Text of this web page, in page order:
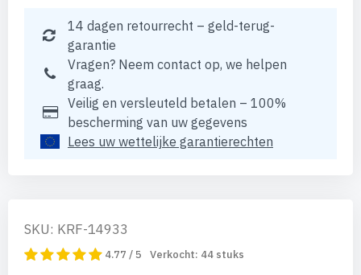
14 dagen retourrecht – geld-terug-
garantie
Vragen? Neem contact op, we helpen
graag.
Veilig en versleuteld betalen – 100%
bescherming van uw gegevens
Lees uw wettelijke garantierechten
SKU: KRF-14933
4.77 / 5 Verkocht: 44 stuks